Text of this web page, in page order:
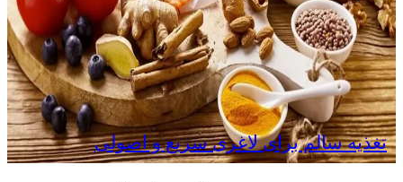
تغذیه سالم برای لاغری سریع و اصولی